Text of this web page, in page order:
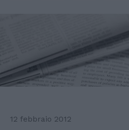
12 febbraio 2012